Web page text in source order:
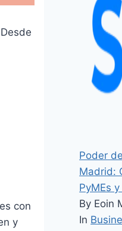
con
y
Poder
Madrid:
PyMEs
By Eoin
In